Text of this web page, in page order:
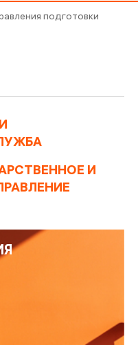
подготовки
И